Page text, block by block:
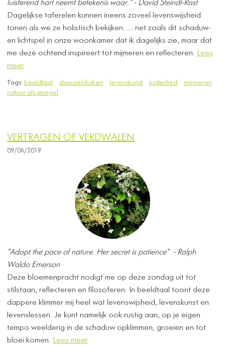
luisterend hart neemt betekenis waar." - David Steindl-Rast
Dagelijkse taferelen kunnen ineens zoveel levenswijsheid
tonen als we ze holistisch bekijken. ... net zoals dit schaduw-
en lichtspel in onze woonkamer dat ik dagelijks zie, maar dat
me deze ochtend inspireert tot mijmeren en reflecteren. Lees
meer
Tags: beeldtaal diepzielduiken levenskunst luisterlied
mijmeren
natuur als spiegel
VERTRAGEN OF VERDWALEN
09/06/2019
"Adopt the pace of nature. Her secret is patience" - Ralph
Waldo Emerson
Deze bloemenpracht nodigt me op deze zondag uit tot
stilstaan, reflecteren en filosoferen. In beeldtaal toont deze
dappere klimmer mij heel wat levenswijsheid, levenskunst en
levenslessen. Je kunt namelijk ook rustig aan, op je eigen
tempo weelderig in de schaduw opklimmen, groeien en tot
bloei komen. Lees meer